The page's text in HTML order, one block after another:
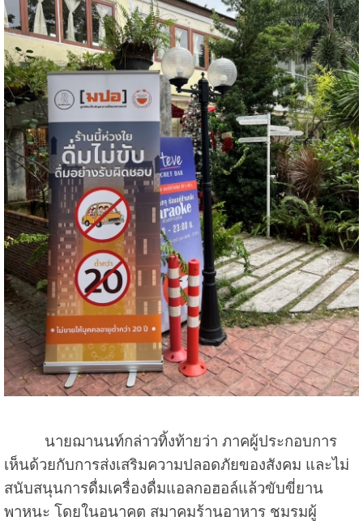
นายฌานนท์กล่าวทิ้งท้ายว่า ภาคผู้ประกอบการ
เห็นด้วยกับการส่งเสริมความปลอดภัยของสังคม และไม่
สนับสนุนการดื่มเครื่องดื่มแอลกอฮอล์แล้วขับขี่ยาน
พาหนะ โดยในอนาคต สมาคมร้านอาหาร ชมรมผู้